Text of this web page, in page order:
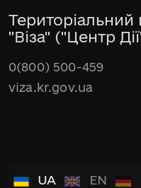
"Віза" ("Центр
0(800) 500-459
viza.kr.gov.ua
UA EN